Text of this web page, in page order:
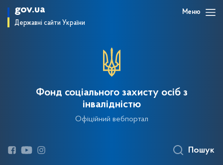
gov.ua
Державні сайти України
Меню
Фонд соціального захисту осіб з
інвалідністю
Офіційний вебпортал
Пошук